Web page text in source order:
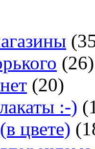
(26)
(20)
:-)
цвете)